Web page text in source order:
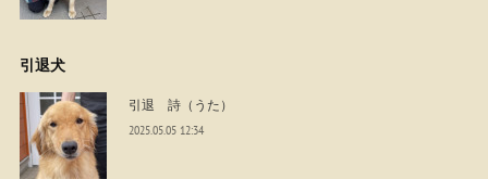
引退犬
引退 詩（うた）
2025.05.05 12:34